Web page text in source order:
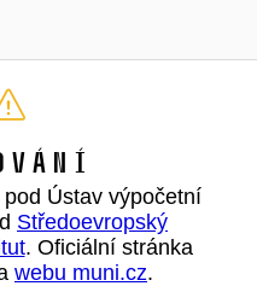
Ústav výpočetní
Středoevropský
. Oficiální stránka
webu muni.cz.